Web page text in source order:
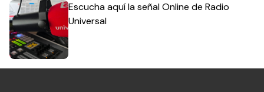
Escucha aquí la señal Online de Radio
Universal